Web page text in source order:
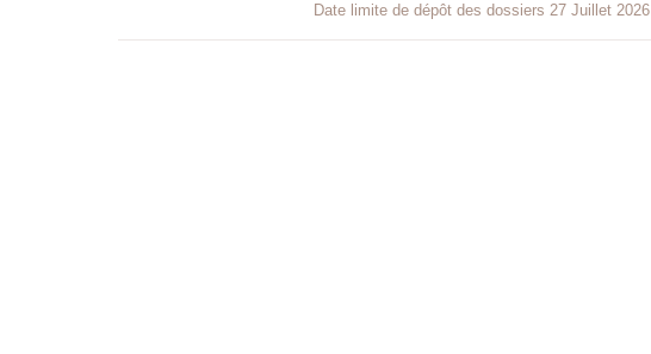
Date limite de dépôt des dossiers 27 Juillet 2026